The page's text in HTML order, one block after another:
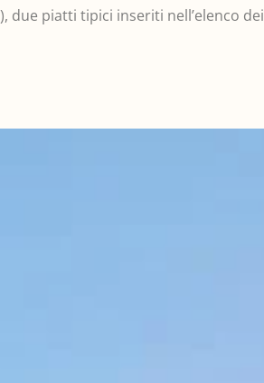
due piatti tipici inseriti nell’elenco dei